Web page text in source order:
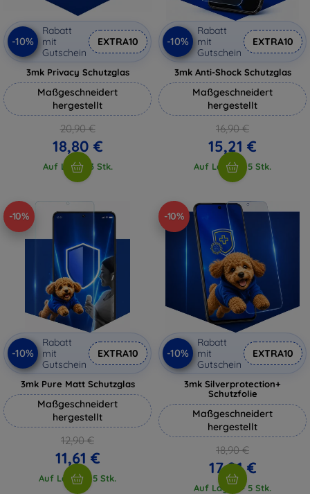
-10%
Rabatt
mit
Gutschein
EXTRA10
3mk Privacy Schutzglas
Maßgeschneidert
hergestellt
20,90 €
18,80 €
Auf Lager 3 Stk.
-10%
Rabatt
mit
Gutschein
EXTRA10
3mk Anti-Shock Schutzglas
Maßgeschneidert
hergestellt
16,90 €
15,21 €
Auf Lager > 5 Stk.
-10%
-10%
Rabatt
mit
Gutschein
EXTRA10
3mk Pure Matt Schutzglas
Maßgeschneidert
hergestellt
12,90 €
11,61 €
Auf Lager > 5 Stk.
-10%
-10%
Rabatt
mit
Gutschein
EXTRA10
3mk Silverprotection+
Schutzfolie
Maßgeschneidert
hergestellt
18,90 €
17,01 €
Auf Lager > 5 Stk.